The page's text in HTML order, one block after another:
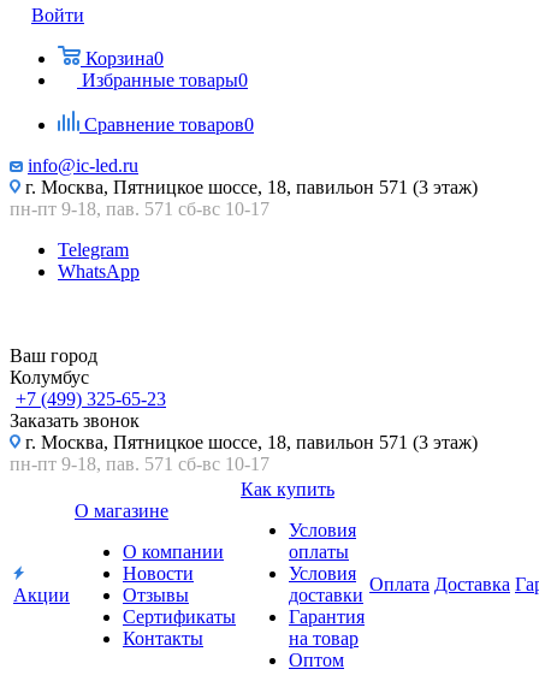
Войти
Корзина0
Избранные товары0
Сравнение товаров0
info@ic-led.ru
г. Москва, Пятницкое шоссе, 18, павильон 571 (3 этаж)
пн-пт 9-18, пав. 571 сб-вс 10-17
Telegram
WhatsApp
Ваш город
Колумбус
+7 (499) 325-65-23
Заказать звонок
г. Москва, Пятницкое шоссе, 18, павильон 571 (3 этаж)
пн-пт 9-18, пав. 571 сб-вс 10-17
Акции
О магазине
О компании
Новости
Отзывы
Сертификаты
Контакты
Как купить
Условия
оплаты
Условия
доставки
Гарантия
на товар
Оптом
Оплата Доставка